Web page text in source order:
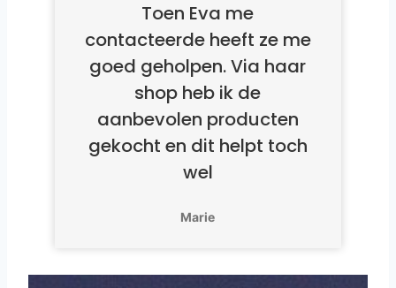
Toen Eva me
contacteerde heeft ze me
goed geholpen. Via haar
shop heb ik de
aanbevolen producten
gekocht en dit helpt toch
wel
Marie